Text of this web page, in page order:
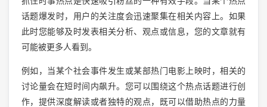
话题爆发时，用户的关注度会迅速聚集在相关内容上。如果
此时您能够及时发表相关分析、观点或信息，您的文章就有
可能被更多人看到。
例如，当某个社会事件发生或某部热门电影上映时，相关的
讨论量会在短时间内飙升。您可以围绕这个热点话题进行创
作，提供深度解读或者独特的观点，既可以借助热点的力量